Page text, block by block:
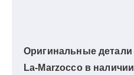
Оригинальные детали
La-Marzocco в наличии